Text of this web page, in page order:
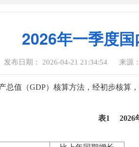
2026年一季度
发布日期： 2026-04-21 21:34:54 来源
总值（GDP）核算方法，经初步核算
表1 2026